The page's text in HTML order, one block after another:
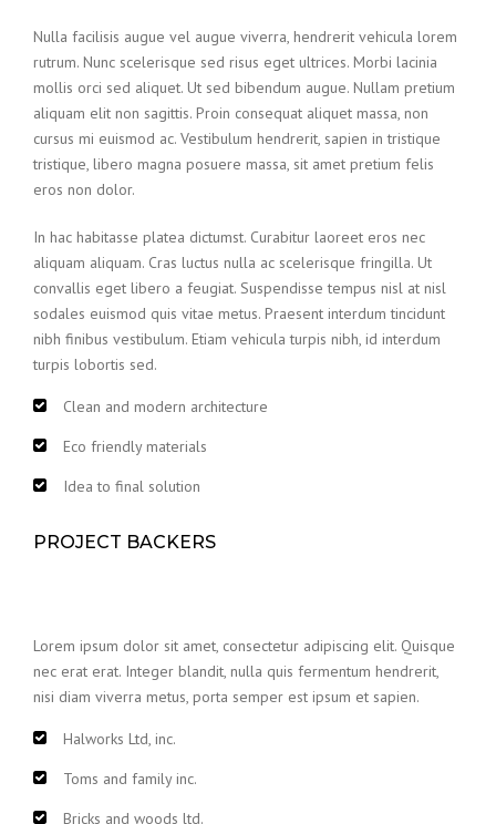
Nulla facilisis augue vel augue viverra, hendrerit vehicula lorem
rutrum. Nunc scelerisque sed risus eget ultrices. Morbi lacinia
mollis orci sed aliquet. Ut sed bibendum augue. Nullam pretium
aliquam elit non sagittis. Proin consequat aliquet massa, non
cursus mi euismod ac. Vestibulum hendrerit, sapien in tristique
tristique, libero magna posuere massa, sit amet pretium felis
eros non dolor.
In hac habitasse platea dictumst. Curabitur laoreet eros nec
aliquam aliquam. Cras luctus nulla ac scelerisque fringilla. Ut
convallis eget libero a feugiat. Suspendisse tempus nisl at nisl
sodales euismod quis vitae metus. Praesent interdum tincidunt
nibh finibus vestibulum. Etiam vehicula turpis nibh, id interdum
turpis lobortis sed.
Clean and modern architecture
Eco friendly materials
Idea to final solution
PROJECT BACKERS
Lorem ipsum dolor sit amet, consectetur adipiscing elit. Quisque
nec erat erat. Integer blandit, nulla quis fermentum hendrerit,
nisi diam viverra metus, porta semper est ipsum et sapien.
Halworks Ltd, inc.
Toms and family inc.
Bricks and woods ltd.